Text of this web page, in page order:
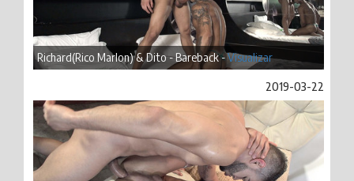
Richard(Rico Marlon) & Dito - Bareback -Visualizar
2019-03-22